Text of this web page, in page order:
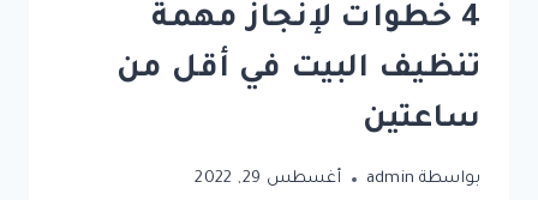
4 خطوات لإنجاز مهمة
تنظيف البيت في أقل من
ساعتين
بواسطة admin أغسطس 29, 2022